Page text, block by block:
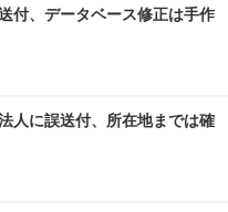
付、データベース修正は手作
人に誤送付、所在地までは確